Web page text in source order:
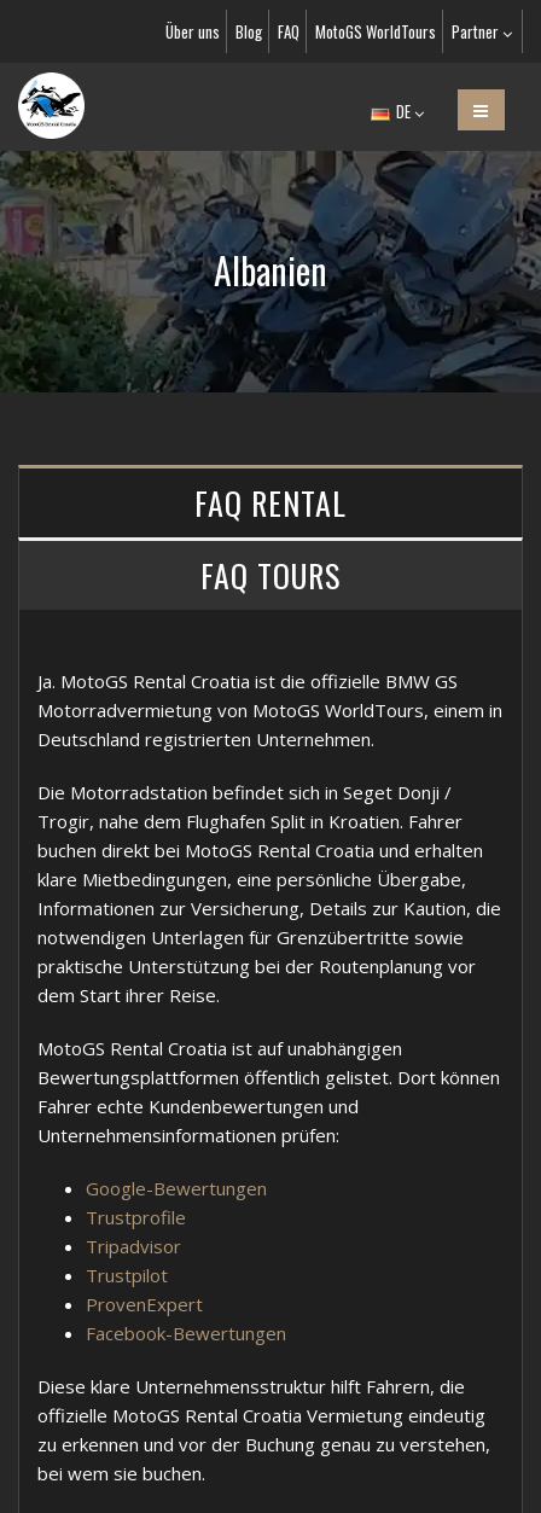
Über uns Blog FAQ MotoGS WorldTours Partner
DE
Albanien
FAQ RENTAL
FAQ TOURS
Ja. MotoGS Rental Croatia ist die offizielle BMW GS
Motorradvermietung von MotoGS WorldTours, einem in
Deutschland registrierten Unternehmen.
Die Motorradstation befindet sich in Seget Donji /
Trogir, nahe dem Flughafen Split in Kroatien. Fahrer
buchen direkt bei MotoGS Rental Croatia und erhalten
klare Mietbedingungen, eine persönliche Übergabe,
Informationen zur Versicherung, Details zur Kaution, die
notwendigen Unterlagen für Grenzübertritte sowie
praktische Unterstützung bei der Routenplanung vor
dem Start ihrer Reise.
MotoGS Rental Croatia ist auf unabhängigen
Bewertungsplattformen öffentlich gelistet. Dort können
Fahrer echte Kundenbewertungen und
Unternehmensinformationen prüfen:
Google-Bewertungen
Trustprofile
Tripadvisor
Trustpilot
ProvenExpert
Facebook-Bewertungen
Diese klare Unternehmensstruktur hilft Fahrern, die
offizielle MotoGS Rental Croatia Vermietung eindeutig
zu erkennen und vor der Buchung genau zu verstehen,
bei wem sie buchen.